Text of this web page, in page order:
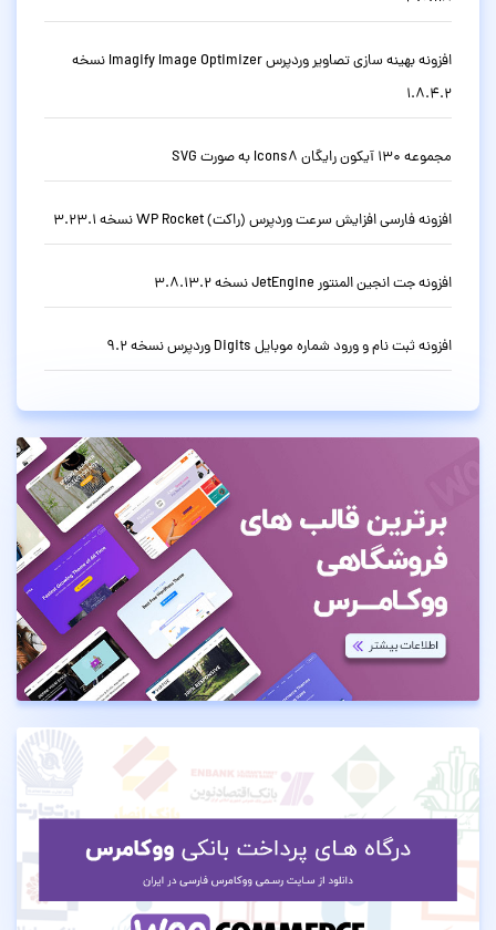
افزونه بهینه سازی تصاویر وردپرس Imagify Image Optimizer نسخه
1.8.4.2
مجموعه 130 آیکون رایگان Icons8 به صورت SVG
افزونه فارسی افزایش سرعت وردپرس (راکت) WP Rocket نسخه 3.23.1
افزونه جت انجین المنتور JetEngine نسخه 3.8.13.2
افزونه ثبت نام و ورود شماره موبایل Digits وردپرس نسخه 9.2